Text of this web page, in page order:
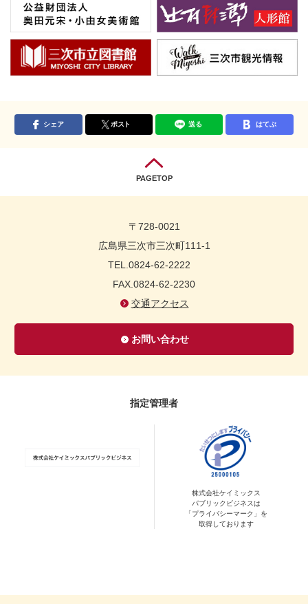
シェア ポスト 送る はてぶ
PAGETOP
〒728-0021
広島県三次市三次町111-1
TEL.0824-62-2222
FAX.0824-62-2230
交通アクセス
お問い合わせ
指定管理者
株式会社ケイミックス
パブリックビジネスは
「プライバシーマーク」を
取得しております